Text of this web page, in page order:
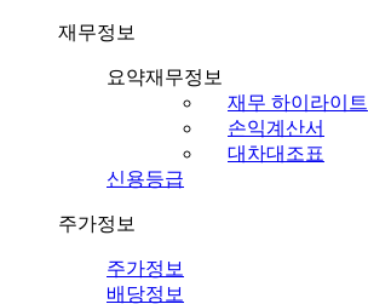
재무정보
요약재무정보
재무 하이라이트
손익계산서
대차대조표
신용등급
주가정보
주가정보
배당정보